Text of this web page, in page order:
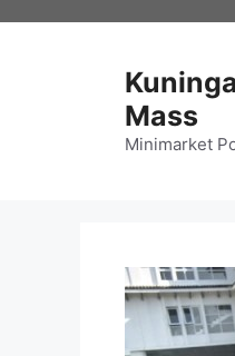
Mass
Minimarket